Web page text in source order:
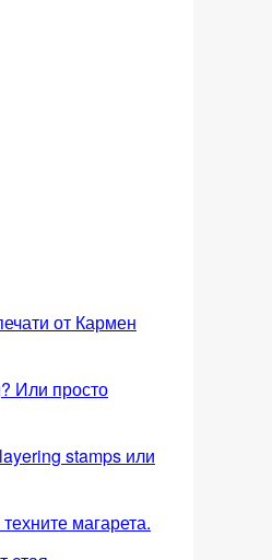
от Кармен
Или просто
stamps или
магарета.